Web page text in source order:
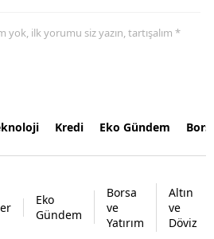
yok, ilk yorumu siz yazın, tartışalım *
Kredi Eko Gündem
Eko
Gündem
Borsa
ve
Yatırım
Altın
ve
Döviz